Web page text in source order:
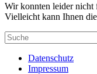
Wir konnten leider nicht
Vielleicht kann Ihnen
Datenschutz
Impressum